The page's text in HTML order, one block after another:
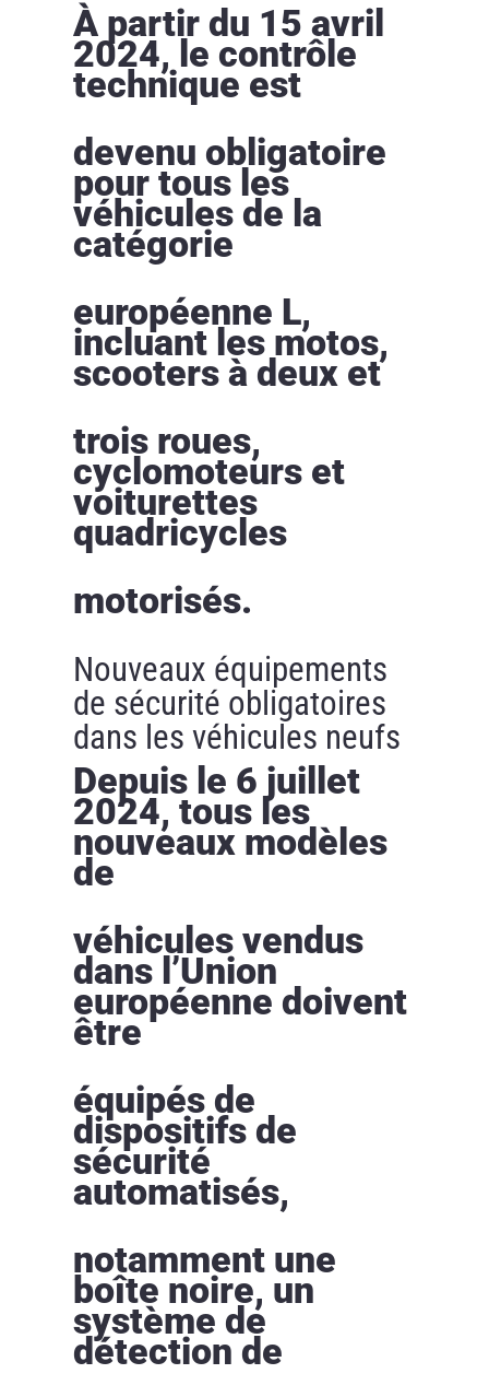
À partir du 15 avril
2024, le contrôle
technique est
devenu obligatoire
pour tous les
véhicules de la
catégorie
européenne L,
incluant les motos,
scooters à deux et
trois roues,
cyclomoteurs et
voiturettes
quadricycles
motorisés.
Nouveaux équipements
de sécurité obligatoires
dans les véhicules neufs
Depuis le 6 juillet
2024, tous les
nouveaux modèles
de
véhicules vendus
dans l’Union
européenne doivent
être
équipés de
dispositifs de
sécurité
automatisés,
notamment une
boîte noire, un
système de
détection de